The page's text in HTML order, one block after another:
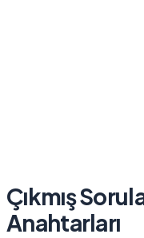
Çıkmış
Anahtarları